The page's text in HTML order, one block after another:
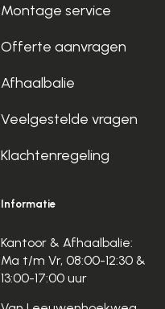
Montage service
Offerte aanvragen
Afhaalbalie
Veelgestelde vragen
Klachtenregeling
Informatie
Kantoor & Afhaalbalie:
Ma t/m Vr, 08:00-12:30 &
13:00-17:00 uur